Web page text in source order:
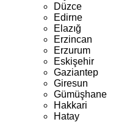
Düzce
Edirne
Elazığ
Erzincan
Erzurum
Eskişehir
Gaziantep
Giresun
Gümüşhane
Hakkari
Hatay